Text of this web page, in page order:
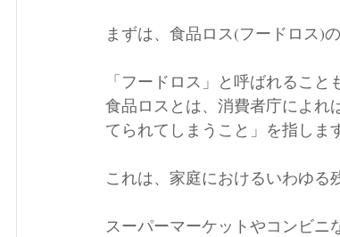
まずは、食品ロス(フードロス)
「フードロス」と呼ばれること
食品ロスとは、消費者庁によれ
てられてしまうこと」を指しま
これは、家庭におけるいわゆる
スーパーマーケットやコンビニ